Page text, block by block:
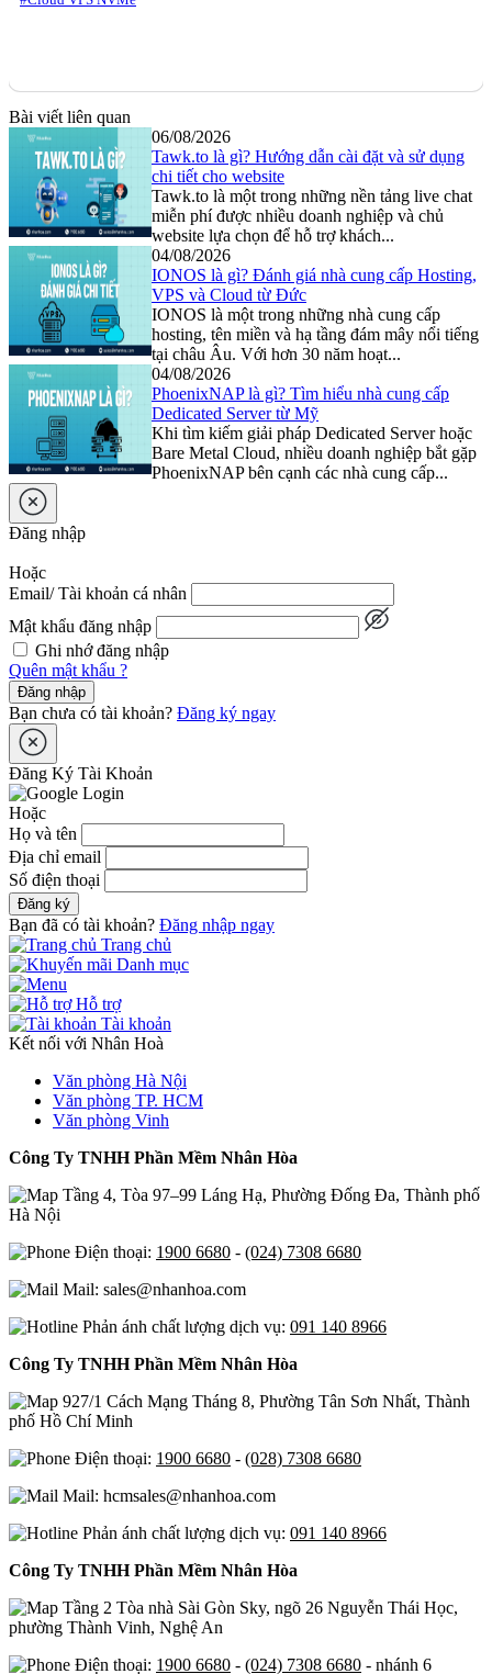
Bài viết liên quan
06/08/2026
Tawk.to là gì? Hướng dẫn cài đặt và sử dụng
chi tiết cho website
Tawk.to là một trong những nền tảng live chat
miễn phí được nhiều doanh nghiệp và chủ
website lựa chọn để hỗ trợ khách...
04/08/2026
IONOS là gì? Đánh giá nhà cung cấp Hosting,
VPS và Cloud từ Đức
IONOS là một trong những nhà cung cấp
hosting, tên miền và hạ tầng đám mây nổi tiếng
tại châu Âu. Với hơn 30 năm hoạt...
04/08/2026
PhoenixNAP là gì? Tìm hiểu nhà cung cấp
Dedicated Server từ Mỹ
Khi tìm kiếm giải pháp Dedicated Server hoặc
Bare Metal Cloud, nhiều doanh nghiệp bắt gặp
PhoenixNAP bên cạnh các nhà cung cấp...
Đăng nhập
Hoặc
Email/ Tài khoản cá nhân
Mật khẩu đăng nhập
Ghi nhớ đăng nhập
Quên mật khẩu ?
Đăng nhập
Bạn chưa có tài khoản? Đăng ký ngay
Đăng Ký Tài Khoản
Hoặc
Họ và tên
Địa chỉ email
Số điện thoại
Đăng ký
Bạn đã có tài khoản? Đăng nhập ngay
Trang chủ
Danh mục
Hỗ trợ
Tài khoản
Kết nối với Nhân Hoà
Văn phòng Hà Nội
Văn phòng TP. HCM
Văn phòng Vinh
Công Ty TNHH Phần Mềm Nhân Hòa
Tầng 4, Tòa 97–99 Láng Hạ, Phường Đống Đa, Thành phố
Hà Nội
Điện thoại: 1900 6680 - (024) 7308 6680
Mail: sales@nhanhoa.com
Phản ánh chất lượng dịch vụ: 091 140 8966
Công Ty TNHH Phần Mềm Nhân Hòa
927/1 Cách Mạng Tháng 8, Phường Tân Sơn Nhất, Thành
phố Hồ Chí Minh
Điện thoại: 1900 6680 - (028) 7308 6680
Mail: hcmsales@nhanhoa.com
Phản ánh chất lượng dịch vụ: 091 140 8966
Công Ty TNHH Phần Mềm Nhân Hòa
Tầng 2 Tòa nhà Sài Gòn Sky, ngõ 26 Nguyễn Thái Học,
phường Thành Vinh, Nghệ An
Điện thoại: 1900 6680 - (024) 7308 6680 - nhánh 6